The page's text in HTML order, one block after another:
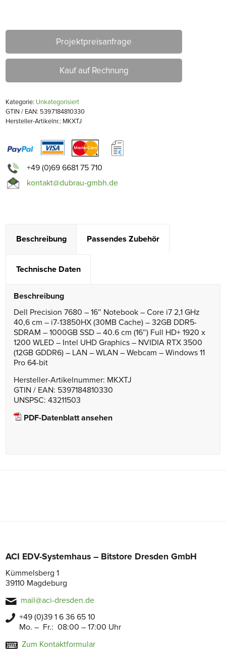
Projektpreisanfrage
Kauf auf Rechnung
Kategorie: Unkategorisiert
GTIN / EAN: 5397184810330
Hersteller-Artikelnr.: MKXTJ
+49 (0)69 6681 75 710
kontakt@dubrau-gmbh.de
Beschreibung Passendes Zubehör
Technische Daten
Beschreibung
Dell Precision 7680 – 16″ Notebook – Core i7 2,1 GHz
40,6 cm – i7-13850HX (30MB Cache) – 32GB DDR5-
SDRAM – 1000GB SSD – 40.6 cm (16″) Full HD+ 1920 x
1200 WLED – Intel UHD Graphics – NVIDIA RTX 3500
(12GB GDDR6) – LAN – WLAN – Webcam – Windows 11
Pro 64-bit
Hersteller-Artikelnummer: MKXTJ
GTIN / EAN: 5397184810330
UNSPSC: 43211503
PDF-Datenblatt ansehen
ACI EDV-Systemhaus – Bitstore Dresden GmbH
Kümmelsberg 1
39110 Magdeburg
mail@aci-dresden.de
+49 (0)39 1 6 36 65 10
Mo. – Fr.: 08:00 – 17:00 Uhr
Zum Kontaktformular